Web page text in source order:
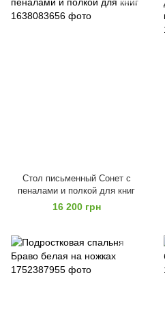
Стол письменный Сонет с
пеналами и полкой для книг
16 200 грн